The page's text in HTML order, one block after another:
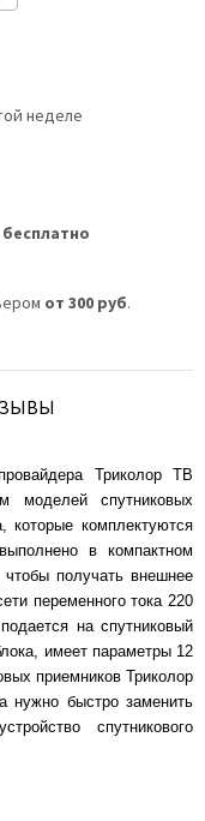
неделе
бесплатно
от 300 руб.
Триколор ТВ
моделей спутниковых
которые комплектуются
в компактном
чтобы получать внешнее
переменного тока 220
на спутниковый
имеет параметры 12
приемников Триколор
нужно быстро заменить
спутникового